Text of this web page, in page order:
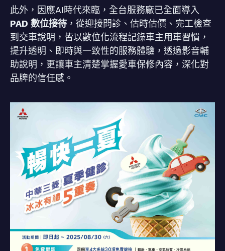
此外，因應AI時代來臨，全台服務廠已全面導入
PAD 數位接待 ，從迎接問診、估時估價、完工檢查
到交車說明，皆以數位化流程記錄車主用車習慣，
提升透明、即時與一致性的服務體驗，透過影音輔
助說明，更讓車主清楚掌握愛車保修內容，深化對
品牌的信任感。